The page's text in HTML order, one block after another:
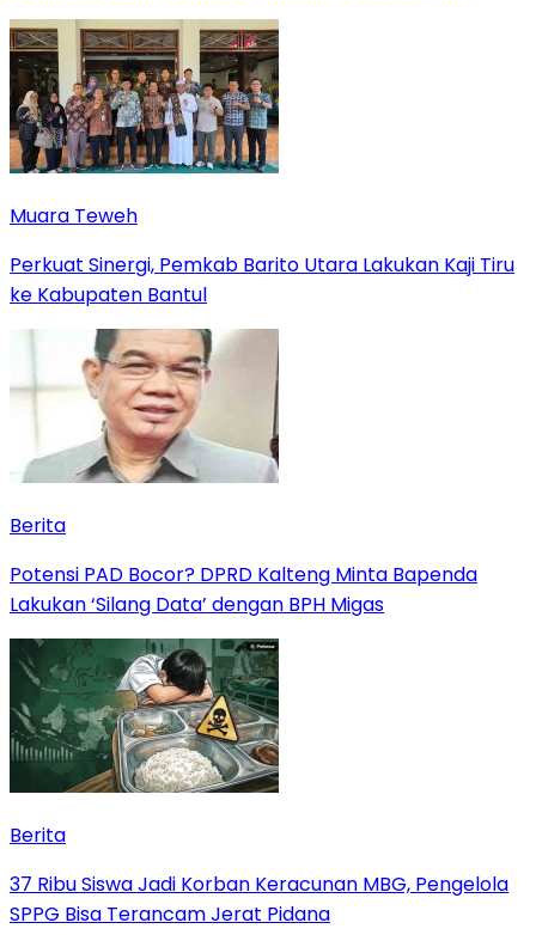
Muara Teweh
Perkuat Sinergi, Pemkab Barito Utara Lakukan Kaji Tiru
ke Kabupaten Bantul
Berita
Potensi PAD Bocor? DPRD Kalteng Minta Bapenda
Lakukan ‘Silang Data’ dengan BPH Migas
Berita
37 Ribu Siswa Jadi Korban Keracunan MBG, Pengelola
SPPG Bisa Terancam Jerat Pidana